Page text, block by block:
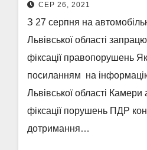
СЕР 26, 2021
З 27 серпня на
Львівської області
фіксації правопорушень
посиланням на інформацію
Львівської області Камери
фіксації порушень ПДР
дотримання…